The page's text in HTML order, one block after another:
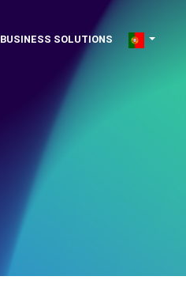
BUSINESS SOLUTIONS